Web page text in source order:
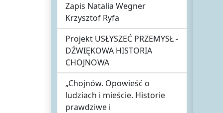
Zapis Natalia Wegner
Krzysztof Ryfa
Projekt USŁYSZEĆ PRZEMYSŁ -
DŹWIĘKOWA HISTORIA
CHOJNOWA
„Chojnów. Opowieść o
ludziach i mieście. Historie
prawdziwe i